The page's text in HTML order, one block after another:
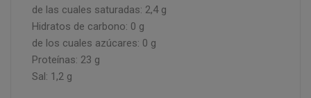
de las cuales saturadas: 2,4 g
Hidratos de carbono: 0 g
de los cuales azúcares: 0 g
Proteínas: 23 g
Sal: 1,2 g